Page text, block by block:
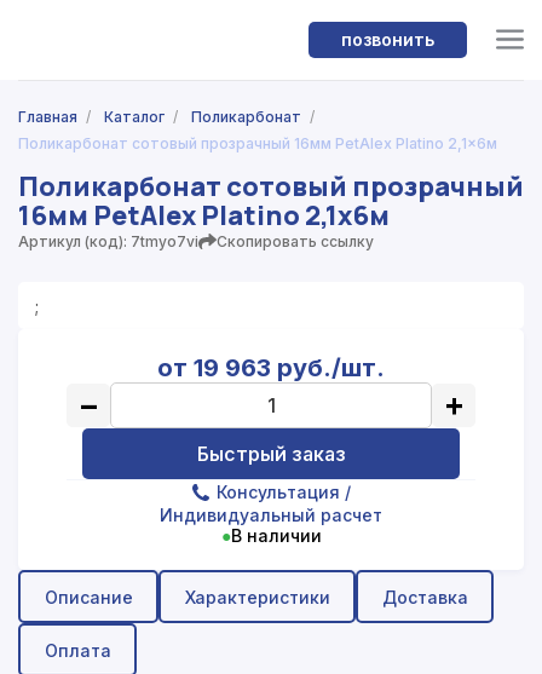
позвонить
Главная / Каталог / Поликарбонат /
Поликарбонат сотовый прозрачный 16мм PetAlex Platino 2,1x6м
Поликарбонат сотовый прозрачный
16мм PetAlex Platino 2,1x6м
Артикул (код): 7tmyo7vi Скопировать ссылку
;
от 19 963 руб./шт.
− +
Быстрый заказ
Консультация /
Индивидуальный расчет
●В наличии
Описание Характеристики Доставка
Оплата